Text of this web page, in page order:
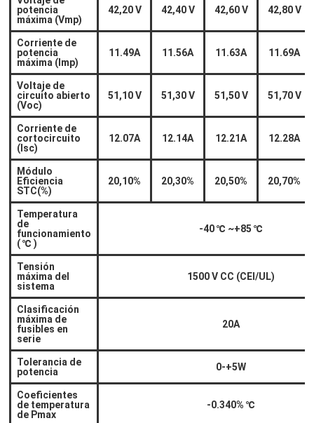
potencia
máxima (Vmp)
42,20 V 42,40 V 42,60 V 42,80 V
Corriente de
potencia
máxima (Imp)
11.49A 11.56A 11.63A 11.69A
Voltaje de
circuito abierto
(Voc)
51,10 V 51,30 V 51,50 V 51,70 V
Corriente de
cortocircuito
(Isc)
12.07A 12.14A 12.21A 12.28A
Módulo
Eficiencia
STC(%)
20,10% 20,30% 20,50% 20,70%
Temperatura
de
funcionamiento
(℃)
-40℃ ~+85℃
Tensión
máxima del
sistema
1500 V CC (CEI/UL)
Clasificación
máxima de
fusibles en
serie
20A
Tolerancia de
potencia
0-+5W
Coeficientes
de temperatura
de Pmax
-0.340%℃